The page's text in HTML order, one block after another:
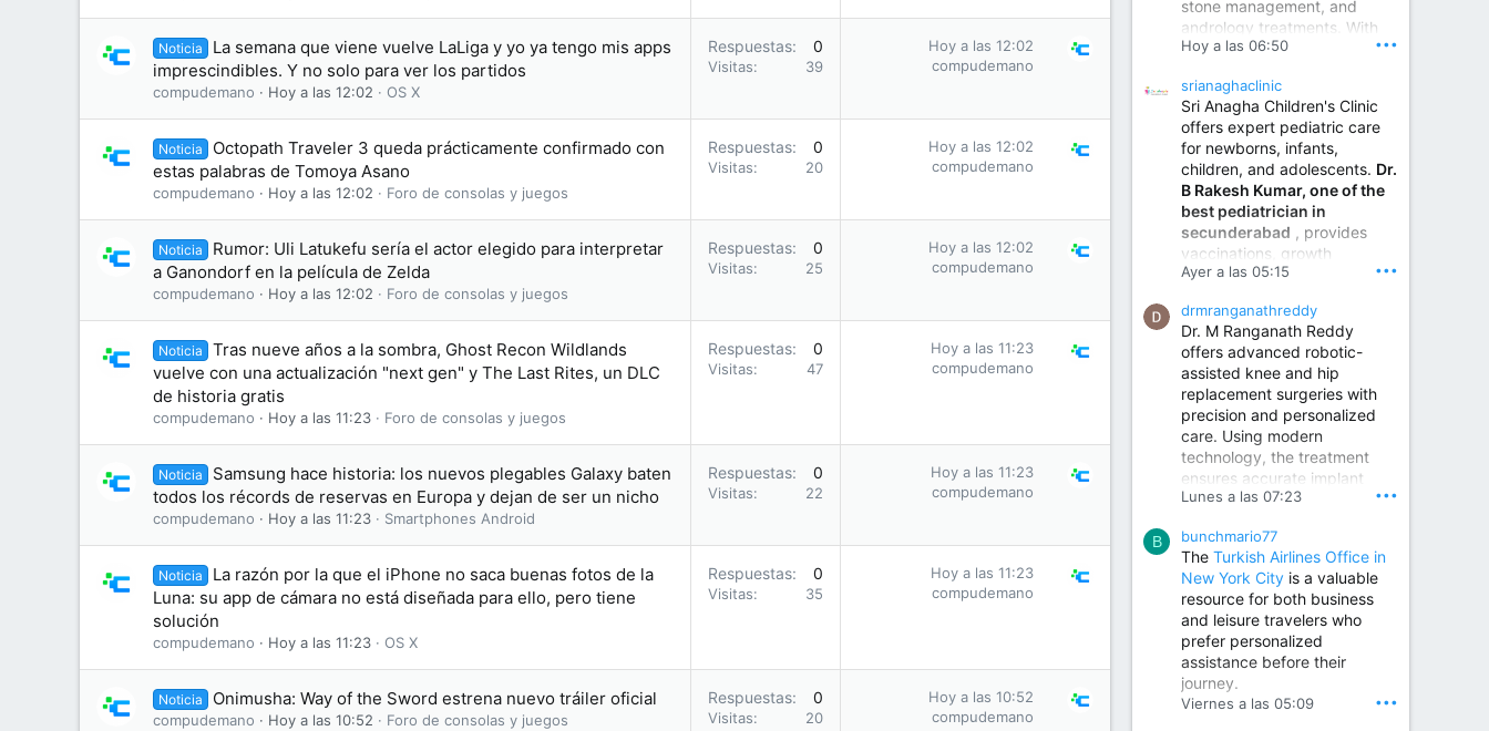
Noticia
La semana que viene vuelve LaLiga y yo ya tengo mis apps
imprescindibles. Y no solo para ver los partidos
compudemano Hoy a las 12:02 OS X
Respuestas 0
Visitas 39
Hoy a las 12:02
compudemano
Noticia
Octopath Traveler 3 queda prácticamente confirmado con
estas palabras de Tomoya Asano
compudemano Hoy a las 12:02 Foro de consolas y juegos
Respuestas 0
Visitas 20
Hoy a las 12:02
compudemano
Noticia
Rumor: Uli Latukefu sería el actor elegido para interpretar
a Ganondorf en la película de Zelda
compudemano Hoy a las 12:02 Foro de consolas y juegos
Respuestas 0
Visitas 25
Hoy a las 12:02
compudemano
Noticia
Tras nueve años a la sombra, Ghost Recon Wildlands
vuelve con una actualización "next gen" y The Last Rites, un DLC
de historia gratis
compudemano Hoy a las 11:23 Foro de consolas y juegos
Respuestas 0
Visitas 47
Hoy a las 11:23
compudemano
Noticia
Samsung hace historia: los nuevos plegables Galaxy baten
todos los récords de reservas en Europa y dejan de ser un nicho
compudemano Hoy a las 11:23 Smartphones Android
Respuestas 0
Visitas 22
Hoy a las 11:23
compudemano
Noticia
La razón por la que el iPhone no saca buenas fotos de la
Luna: su app de cámara no está diseñada para ello, pero tiene
solución
compudemano Hoy a las 11:23 OS X
Respuestas 0
Visitas 35
Hoy a las 11:23
compudemano
Noticia Onimusha: Way of the Sword estrena nuevo tráiler oficial
compudemano Hoy a las 10:52 Foro de consolas y juegos
Respuestas 0
Visitas 20
Hoy a las 10:52
compudemano
stone management, and
andrology treatments. With
years of surgical practice and
invasive and robotic
techniques.
Best Urologist in Vijayawada | Urology Specialist in Vijayawada
Dr. A. V. Krishna Kishore,
the Best Urologist...
www.drkrishnakishore.com
Hoy a las 06:50 •••
srianaghaclinic
Sri Anagha Children's Clinic
offers expert pediatric care
for newborns, infants,
children, and adolescents. Dr.
B Rakesh Kumar, one of the
best pediatrician in
secunderabad , provides
vaccinations, growth
monitoring, newborn care,
illnesses, nutrition guidance,
and preventive healthcare in
a child-friendly environment.
Children Hospital in Secunderabad | Best Pediatrician in Hyderabad | Neonatologist in Medchal
Our pediatrician and
Neonatologist team at...
www.srianaghaclinic.com
Ayer a las 05:15 •••
drmranganathreddy
Dr. M Ranganath Reddy
offers advanced robotic-
assisted knee and hip
replacement surgeries with
precision and personalized
care. Using modern
technology, the treatment
ensures accurate implant
placement, reduced pain,
improved joint function,
helping patients return to an
active and comfortable
lifestyle.
Orthopedic Surgeon in Kondapur | Best Orthopedic Doctor in Kondapur | Dr. M. Ranganath Reddy
Consult Dr. M. Ranganath
Reddy, the best...
Lunes a las 07:23 •••
B bunchmario77
The Turkish Airlines Office in
New York City is a valuable
resource for both business
and leisure travelers who
prefer personalized
assistance before their
journey.
Viernes a las 05:09 •••